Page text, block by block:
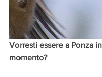
Vorresti essere a Ponza
momento?